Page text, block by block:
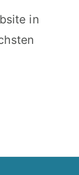
in